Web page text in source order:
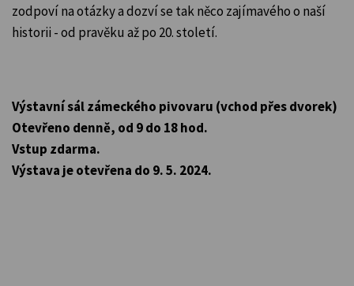
zodpoví na otázky a dozví se tak něco zajímavého o naší
historii - od pravěku až po 20. století.
Výstavní sál zámeckého pivovaru (vchod přes dvorek)
Otevřeno denně, od 9 do 18 hod.
Vstup zdarma.
Výstava je otevřena do 9. 5. 2024.